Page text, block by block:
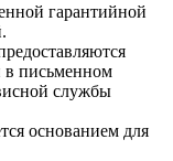
гарантийной
в письменном
службы
основанием для